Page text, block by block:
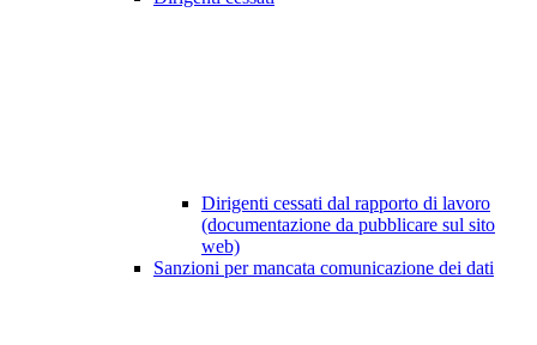
Dirigenti cessati dal rapporto di lavoro
(documentazione da pubblicare sul sito
web)
Sanzioni per mancata comunicazione dei dati